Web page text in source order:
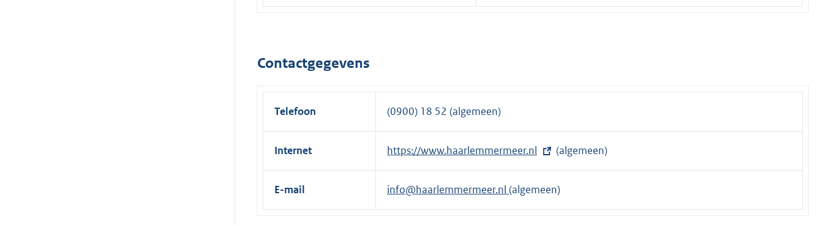
Contactgegevens
Telefoon (0900) 18 52 (algemeen)
Internet
E
x
t
r
https://www.haarlemmermeer.nl (algemeen)
E-mail info@haarlemmermeer.nl (algemeen)